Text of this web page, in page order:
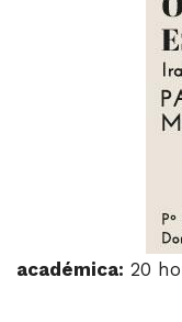
académica: 20